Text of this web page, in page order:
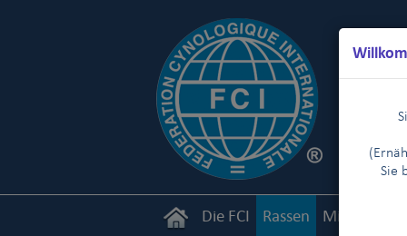
Sie
Die FCI Rassen Mitglieder